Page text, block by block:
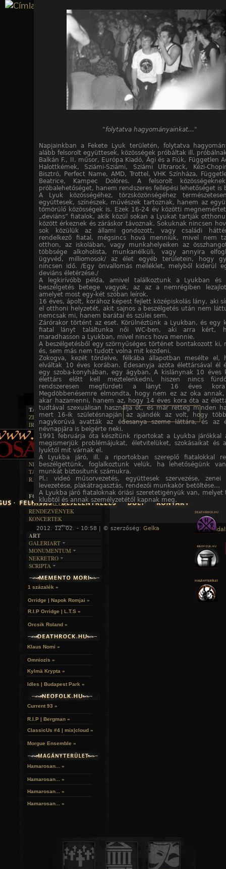
"folytatva hagyományainkat..."
Napjainkban a Fekete Lyuk területén, folytatva
alább felsorolt együttesek, közösségek próbáltak ill.
Balkán F., II. műsor, Európa Kiadó, Ági és a Fiúk, Független
Halottkémek, Sziámi-Sziámi, Sziámi Ultrarock, Kézi-
Bisztró, Perfect Name, AMD, Trottel, VHK Színháza,
Beatrice, Kampec Dolóres. A felsorolt
próbalehetőséget, hanem rendszeres fellépési lehetőséget is
A Lyuk közösségéhez, törzsközönségéhez
együttesek, színészek, művészek tartoznak, hanem az
tömörülő közösségek is. Ezek 16-24 év közötti
„deviáns” fiatalok, akik közül sokan a Lyukat tartják
között érkeznek és záráskor távoznak. Sokuknak nincsen
sok közülük az állami gondozott, vagy családi
rendelkező fiatal, mégsincs hová menniük, mivel nem
otthon, az iskolában, vagy munkahelyeiken az
többsége alkoholista, munkanélküli, vagy annyira
ügyvéd, milliomosok/ az élet egyéb területein, hogy
nincsen idő. /Egy önvallomás melléklet, melyből kiderül
deviáns életérzése./
A legkirívóbb példa, amivel találkoztunk a Lyukban
beszélgetés betege vagyok, az az a nemrégiben
amelyet most egy-két szóban leírok.
16 éves, ápolt, korához képest fejlett középiskolás lány, aki
el otthoni helyzetét, akit sajnos a beszélgetés után nem
nemcsak mi, hanem barátai és szülei sem.
Zárórakor történt az eset. Körülnéztünk a Lyukban, és egy
fiatal lányt találtunka női WC-ben, aki arra kért,
maradhasson a Lyukban, mivel nincs hova mennie.
A beszélgetésből egy szörnyűséges történet bontakozott ki,
és, sem más nem tudott volna mit kezdeni.
Zokogva, kezét tördelve, félkába állapotban mesélte el,
elváltak 10 éves korában. Édesanyja azóta élettársával él
egy szoba-konyhában, egy ágyban. A kislánynak 10 éves
élettárs előtt kell meztelenkedni, hiszen nincs
rendszeresen megfürdeti a lányt 16 éves kora
Megdöbbenésemre elmondta, hogy nem ez az oka
akar hazamenni, hanem az, hogy 14 éves kora óta az
tudtával szexuálisan használja őt, és már retteg minden
mert 16-ik születésnapján az ajándék az volt, hogy
nagykorúvá avatták az édesanya szeme láttára, és az
névnapjára is beígérte neki.
1991 februárja óta készítünk riportokat a Lyukba járókkal
megismerjük problémájukat, életvitelüket, szokásaikat és
lyuktól mit várnak el.
A Lyukba járó, ill. a riportokban szereplő fiatalokkal
beszélgettünk, foglalkoztunk velük, ha lehetőségünk
munkát biztosítunk számukra.
Pl.: videó műsorvezetés, együttesek szervezése, zenei
levezetése, plakátragasztás, rendezői munkakör betöltése...
A Lyukba járó fiataloknak óriási szeretetigényük van, melyet
klubtól és annak személyzetétől kapnak meg.
A hozzászóláshoz bejelentkezés
2012. 12. 02. - 10:58 | © szerzőség: Gelka « Főoldal
TAJTÉKOS LAPOK
ZENE
EGYÜTTESEK
INTERJÚK
FORDÍTÁSOK
DALSZÖVEGEK
ÍRÁSOK
IRODALOM
FILM
MŰVÉSZET
ÍRÁSTÖRTÉNET
BOSZORKÁNYKONYHA
FEKETE HUMOR
KÉPES
SZÖVEGES
RENDEZVÉNYEK
NEKROMANTIKA
AKTUÁLIS
A MÚLT
TAJTÉKOS NAPOK
R.I.P.
FOTÓGALÉRIA
FESZTIVÁLOK
RENDEZVÉNYEK
KONCERTEK
ART
GALERIART
ARTGALERI
KÉPREGÉNYEK
LAKÁSKULTS
MONUMENTUM
TEMETŐK
TEMPLOMOK
VÁRAK
HELYEK
NEKRETRO
SZUBKULT
FEKETE LYUK
RELIKVIÁK
SCRIPTA
NOVELLÁK
VERSEK
1 százalék »
Orridge | Napok Romjai »
R.I.P Orridge | L.T.S »
Orcsik Roland »
Klaus Nomi »
Omniozis »
Kylmä Krypta »
Idles | Budapest Park »
Current 93 »
R.I.P | Bergman »
ClassicUs #4 | mix|cloud »
Morgue Ensemble »
Hamarosan... »
Hamarosan... »
Hamarosan... »
Hamarosan... »